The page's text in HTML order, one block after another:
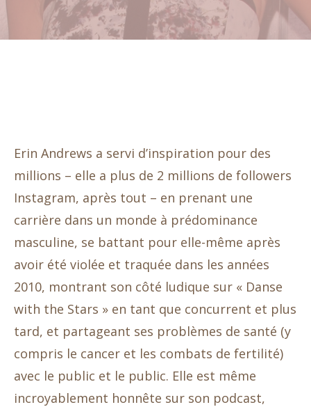
Erin Andrews a servi d’inspiration pour des
millions – elle a plus de 2 millions de followers
Instagram, après tout – en prenant une
carrière dans un monde à prédominance
masculine, se battant pour elle-même après
avoir été violée et traquée dans les années
2010, montrant son côté ludique sur « Danse
with the Stars » en tant que concurrent et plus
tard, et partageant ses problèmes de santé (y
compris le cancer et les combats de fertilité)
avec le public et le public. Elle est même
incroyablement honnête sur son podcast,